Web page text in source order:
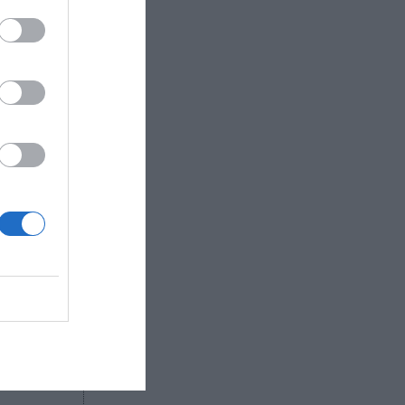
gran
dotar
por la
de
se
estadio,